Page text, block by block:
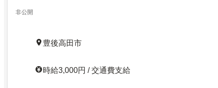
27732408
非公開
豊後高田市
時給3,000円 / 交通費支給